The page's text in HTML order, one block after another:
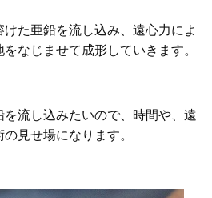
た亜鉛を流し込み、遠心力によ
なじませて成形していきます。
流し込みたいので、時間や、遠
見せ場になります。